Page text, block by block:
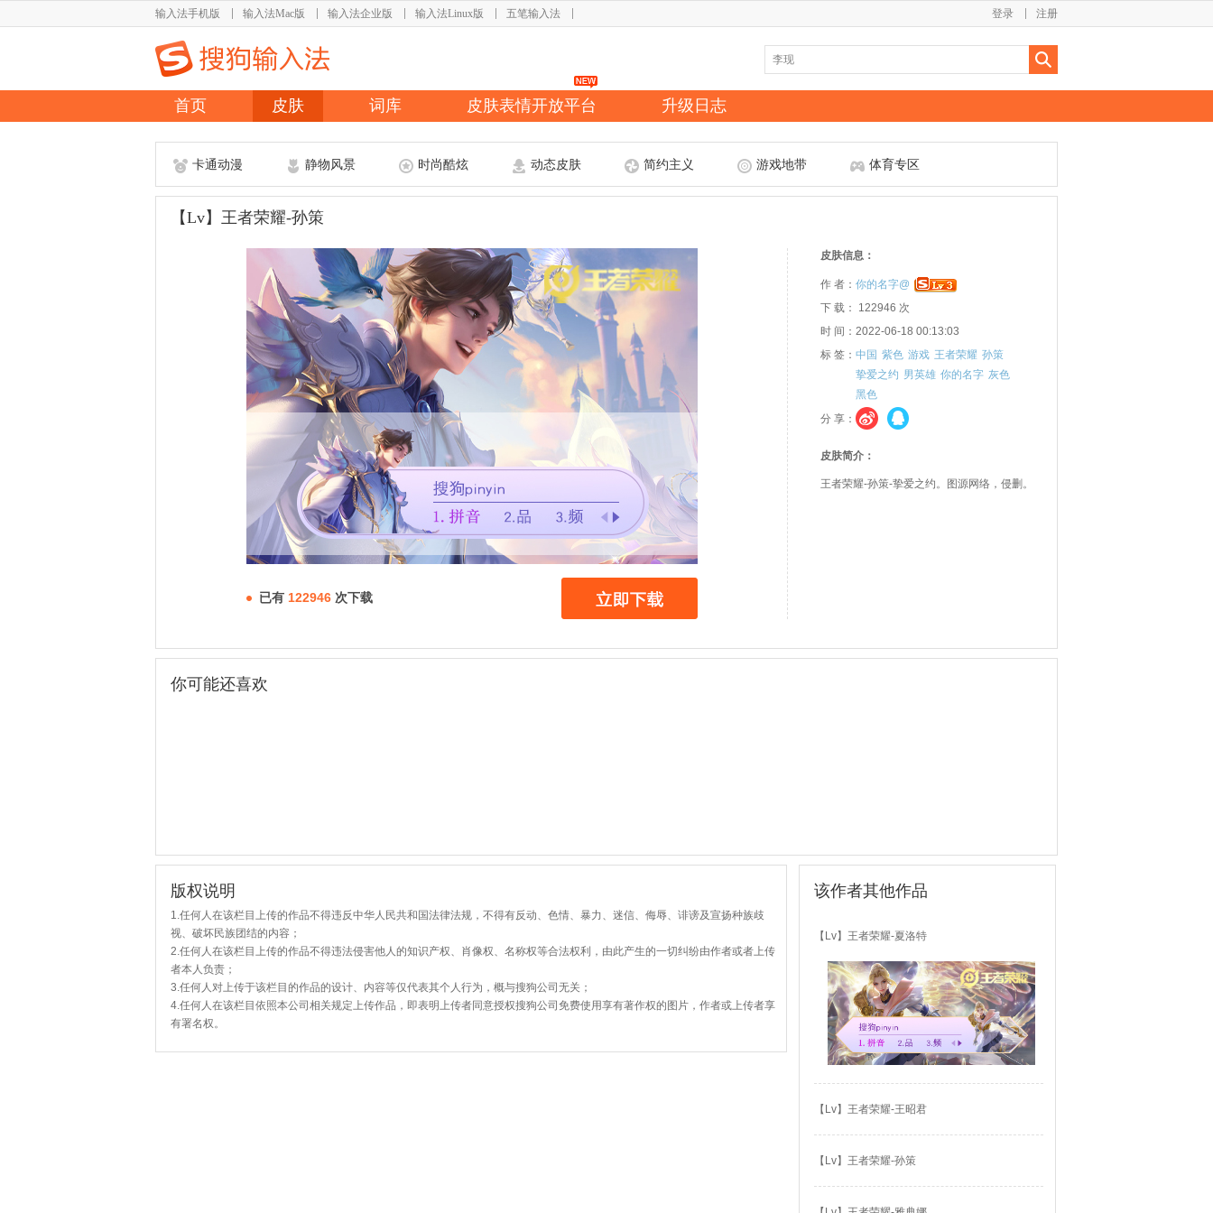
输入法手机版 输入法Mac版 输入法企业版 输入法Linux版 五笔输入法 注册
登录
首页 皮肤 词库 皮肤表情开放平台 升级日志
卡通动漫 静物风景 时尚酷炫 动态皮肤 简约主义 游戏地带 体育专区
【Lv】王者荣耀-孙策
已有 122946 次下载
皮肤信息：
作 者： 你的名字@
下 载： 122946 次
时 间：2022-06-18 00:13:03
标 签： 中国 紫色 游戏 王者荣耀 孙策
挚爱之约 男英雄 你的名字 灰色
黑色
分 享：
皮肤简介：
王者荣耀-孙策-挚爱之约。图源网络，侵删。
你可能还喜欢
版权说明
1.任何人在该栏目上传的作品不得违反中华人民共和国法律法规，不得有反动、色情、暴力、迷信、侮辱、诽谤及宣扬种族歧
视、破坏民族团结的内容；
2.任何人在该栏目上传的作品不得违法侵害他人的知识产权、肖像权、名称权等合法权利，由此产生的一切纠纷由作者或者上传
者本人负责；
3.任何人对上传于该栏目的作品的设计、内容等仅代表其个人行为，概与搜狗公司无关；
4.任何人在该栏目依照本公司相关规定上传作品，即表明上传者同意授权搜狗公司免费使用享有著作权的图片，作者或上传者享
有署名权。
该作者其他作品
【Lv】王者荣耀-夏洛特
【Lv】王者荣耀-王昭君
【Lv】王者荣耀-孙策